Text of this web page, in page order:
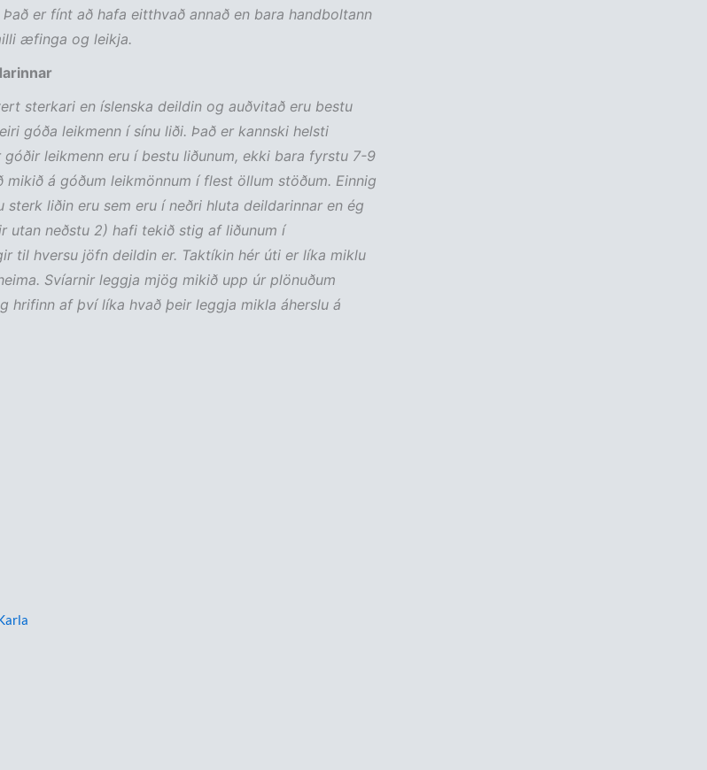
er fínt að hafa eitthvað annað en bara handboltann
æfinga og leikja.
sterkari en íslenska deildin og auðvitað eru bestu
góða leikmenn í sínu liði. Það er kannski helsti
góðir leikmenn eru í bestu liðunum, ekki bara fyrstu 7-9
á góðum leikmönnum í flest öllum stöðum. Einnig
liðin eru sem eru í neðri hluta deildarinnar en ég
utan neðstu 2) hafi tekið stig af liðunum í
til hversu jöfn deildin er. Taktíkin hér úti er líka miklu
Svíarnir leggja mjög mikið upp úr plönuðum
hrifinn af því líka hvað þeir leggja mikla áherslu á